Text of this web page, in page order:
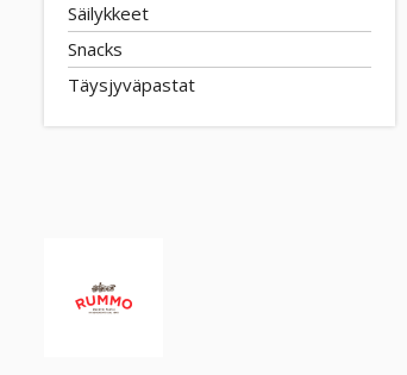
Säilykkeet
Snacks
Täysjyväpastat